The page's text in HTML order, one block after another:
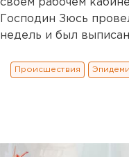
своем рабочем
Господин Зюсь
недель и был
Происшествия